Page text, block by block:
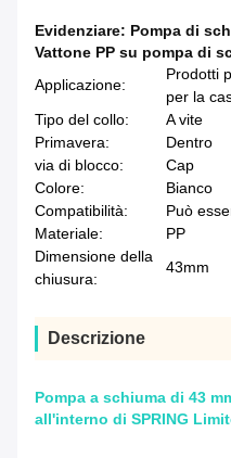
Evidenziare: Pompa di
Vattone PP su pompa di
Applicazione:
Prodotti
per la
Tipo del collo:
A vite
Primavera:
Dentro
via di blocco:
Cap
Colore:
Bianco
Compatibilità:
Può
Materiale:
PP
Dimensione della
chiusura:
43mm
Descrizione
Pompa a schiuma di 43
all'interno di SPRING